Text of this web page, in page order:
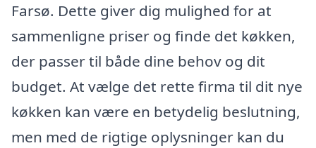
Farsø. Dette giver dig mulighed for at
sammenligne priser og finde det køkken,
der passer til både dine behov og dit
budget. At vælge det rette firma til dit nye
køkken kan være en betydelig beslutning,
men med de rigtige oplysninger kan du